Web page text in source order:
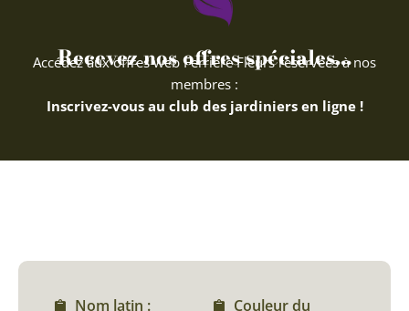
Recevez nos offres spéciales...
Accédez aux offres web Ferriere Fleurs réservées à nos
membres :
Inscrivez-vous au club des jardiniers en ligne !
Nom latin :
Couleur du